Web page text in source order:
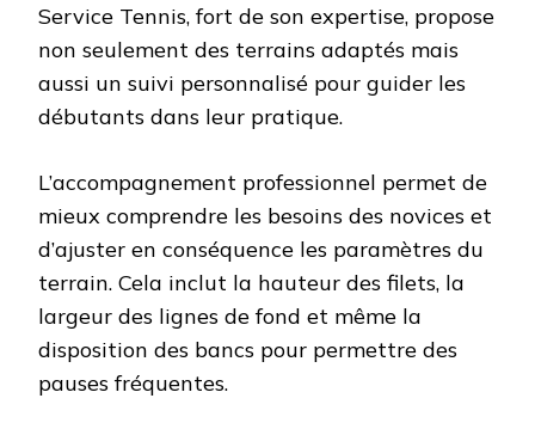
Service Tennis, fort de son expertise, propose
non seulement des terrains adaptés mais
aussi un suivi personnalisé pour guider les
débutants dans leur pratique.
L’accompagnement professionnel permet de
mieux comprendre les besoins des novices et
d’ajuster en conséquence les paramètres du
terrain. Cela inclut la hauteur des filets, la
largeur des lignes de fond et même la
disposition des bancs pour permettre des
pauses fréquentes.